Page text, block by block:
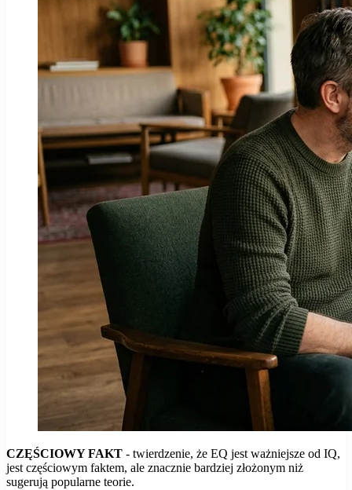
CZĘŚCIOWY FAKT - twierdzenie, że EQ jest ważniejsze od IQ,
jest częściowym faktem, ale znacznie bardziej złożonym niż
sugerują popularne teorie.